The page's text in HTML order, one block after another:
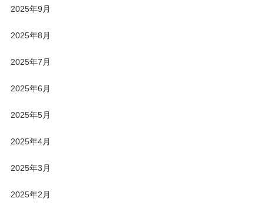
2025年9月
2025年8月
2025年7月
2025年6月
2025年5月
2025年4月
2025年3月
2025年2月